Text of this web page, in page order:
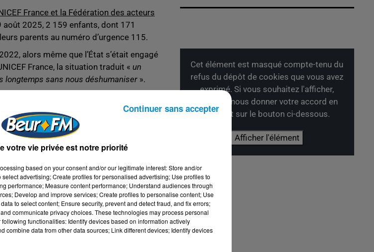
France et la Fédération des acteurs
août 2025, 2 159 enfants, dont 171
parents au numéro d’urgence 115.
alors même que l’État s’était engagé
France, la situation traduit « un
longtemps sans nous déshumaniser ».
soit 4 036 personnes. La FAS
preuve de l’ancrage croissant des
cette année, soit une hausse de
confirmant les constats du Sénat et
Île-de-France, Auvergne-Rhône-Alpes,
600 000 personnes y vivent sans
Cet élément est masqué compte-tenu du
refus du dépôt de cookies que vous avez
exprimé. Si vous souhaitez l'afficher,
merci de nous donner votre accord en
cliquant sur le bouton ci-dessous.
Afficher l'élément
votre vie privée est notre priorité
based on your consent and/or our legitimate interest: Store and/or
advertising; Create profiles for personalised advertising; Use profiles to
performance; Measure content performance; Understand audiences through
Develop and improve services; Create profiles to personalise content; Use
to select content; Ensure security, prevent and detect fraud, and fix errors;
communicate privacy choices. These technologies may process personal
functionalities: Identify devices based on information actively
combine data from other data sources; Link different devices; Identify devices
Continuer sans accepter